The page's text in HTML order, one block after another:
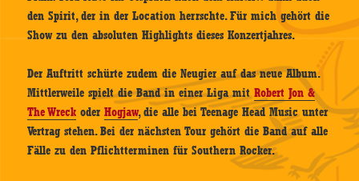
den Spirit, der in der Location herrschte. Für mich gehört die
Show zu den absoluten Highlights dieses Konzertjahres.
Der Auftritt schürte zudem die Neugier auf das neue Album.
Mittlerweile spielt die Band in einer Liga mitRobert Jon &
The Wreck oderHogjaw, die alle bei Teenage Head Music unter
Vertrag stehen. Bei der nächsten Tour gehört die Band auf alle
Fälle zu den Pflichtterminen für Southern Rocker.